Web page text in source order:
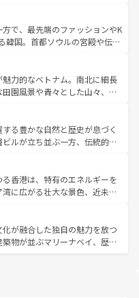
しており、サーフィンやダイ
ウトドア好きにはたまらな
魅力を存分に味わいつくそ
る台湾東部など、都市の喧騒
り、訪れる人に新しい発見と
た、奥深い台湾の食文化も魅
など、バラエティ豊かな料理
着の台湾情報は コンテンツ一覧を参
で、最先端のファッションやK
韓国。首都ソウルの宮殿や伝統
折々の自然美を楽しむことが
肉、絶品のストリートフード
待っている。夜には、韓国な
の多彩な魅力を心ゆくまで味
ほしい。 なお、新着の韓国情報はコンテンツ一
力的なベトナム。南北に細長
園風景や青々とした山々、世
く。ハノイの古い町並みやホ
代の建物も、独特の雰囲気を
エティの豊かさとおいしさで
ベトナムコーヒーなどは、ぜ
域を訪れてもあたたかい人々
、きっと忘れられない旅にな
る豊かな自然と歴史が息づく
ルが立ち並ぶ一方、伝統的な
ではチェンマイなどの山岳地
はプーケットやクラビの美し
しむことができる。タイ料理
、どの季節にも異なる楽しみ
タイの人々、仏教を中心とし
源が、訪れる旅人を魅了し続
香港は、特有のエネルギーを
に広がる壮大な景色、近未来
はず。観光スポットが密集し
回れるのも魅力。息をのむよ
で、香港を存分に楽しみ尽く
が融合した独自の魅力を放つ
物が並ぶマリーナベイ、歴史